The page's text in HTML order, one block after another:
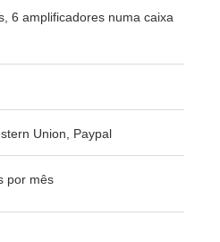
6 amplificadores numa caixa
Union, Paypal
por mês